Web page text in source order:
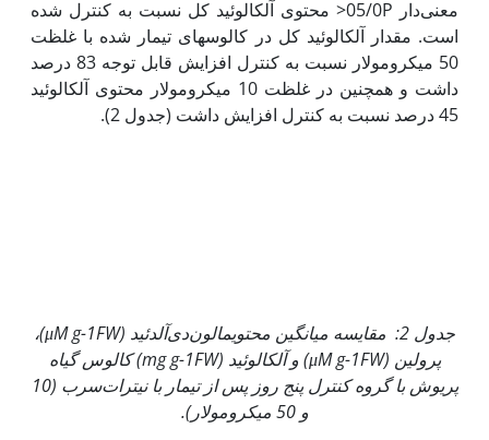
معنی‌دار 05/0P< محتوی آلکالوئید کل نسبت به کنترل شده
است. مقدار آلکالوئید کل در کالوس‏های تیمار شده با غلظت
50 میکرومولار نسبت به کنترل افزایش قابل توجه 83 درصد
داشت و همچنین در غلظت 10 میکرومولار محتوی آلکالوئید
45 درصد نسبت به کنترل افزایش داشت (جدول 2).
جدول 2: مقایسه میانگین محتوی مالون‌دی‌آلدئید (μM g-1FW)
،
پرولین (μM g-1FW) و آلکالوئید (mg g-1FW)
کالوس گیاه
پریوش با گروه کنترل پنج روز پس از تیمار با نیترات‌سرب (10
و 50 میکرومولار).